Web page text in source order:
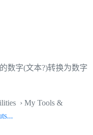
数字(文本?)转换为数字
› My Tools &